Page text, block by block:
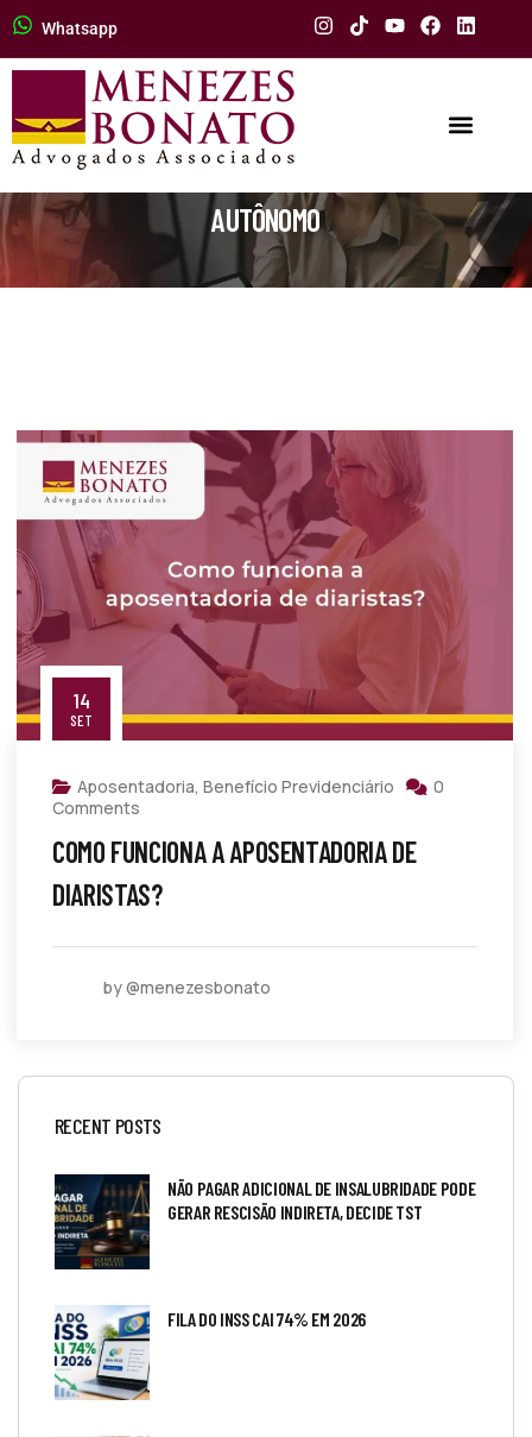
Whatsapp
AUTÔNOMO
14
SET
Aposentadoria, Benefício Previdenciário
0
Comments
COMO FUNCIONA A APOSENTADORIA DE
DIARISTAS?
by @menezesbonato
RECENT POSTS
NÃO PAGAR ADICIONAL DE INSALUBRIDADE PODE
GERAR RESCISÃO INDIRETA, DECIDE TST
FILA DO INSS CAI 74% EM 2026